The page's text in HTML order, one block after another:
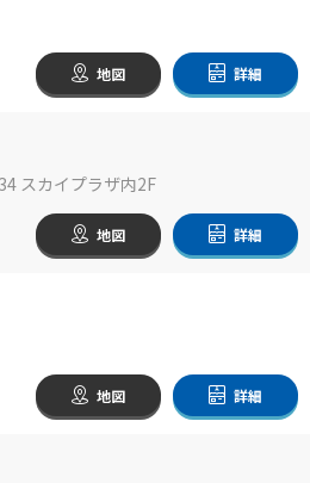
地図 詳細
スカイプラザ内2F
地図 詳細
地図 詳細